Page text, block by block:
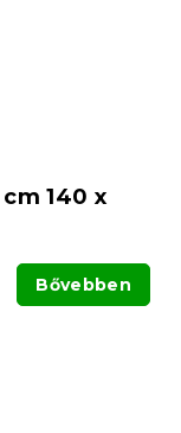
cm 140 x
Bővebben